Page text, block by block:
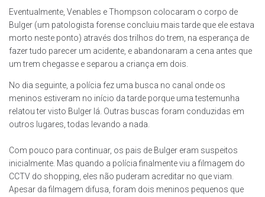
Eventualmente, Venables e Thompson colocaram o corpo de
Bulger (um patologista forense concluiu mais tarde que ele estava
morto neste ponto) através dos trilhos do trem, na esperança de
fazer tudo parecer um acidente, e abandonaram a cena antes que
um trem chegasse e separou a criança em dois.
No dia seguinte, a polícia fez uma busca no canal onde os
meninos estiveram no início da tarde porque uma testemunha
relatou ter visto Bulger lá. Outras buscas foram conduzidas em
outros lugares, todas levando a nada.
Com pouco para continuar, os pais de Bulger eram suspeitos
inicialmente. Mas quando a polícia finalmente viu a filmagem do
CCTV do shopping, eles não puderam acreditar no que viam.
Apesar da filmagem difusa, foram dois meninos pequenos que